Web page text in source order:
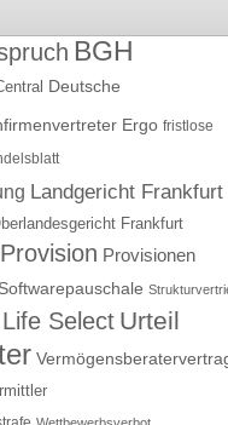
BGH
Deutsche
Ergo fristlose
Landgericht Frankfurt
Frankfurt
Provision Provisionen
Softwarepauschale
Select Urteil